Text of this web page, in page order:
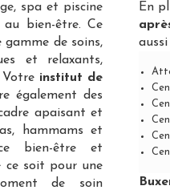
spa et piscine
bien-être. Ce
de soins,
et relaxants,
Votre institut de
également des
apaisant et
hammams et
bien-être et
ce soit pour une
de soin
En
aussi